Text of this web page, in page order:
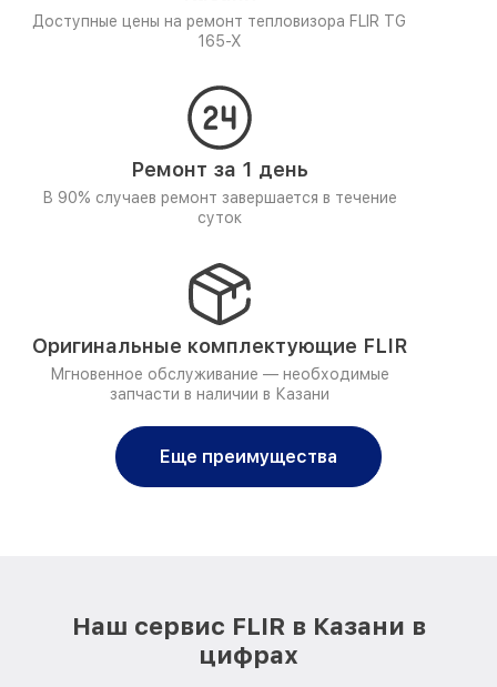
Доступные цены на ремонт тепловизора FLIR TG
165-X
Ремонт за 1 день
В 90% случаев ремонт завершается в течение
суток
Оригинальные комплектующие FLIR
Мгновенное обслуживание — необходимые
запчасти в наличии в Казани
Еще преимущества
Наш сервис FLIR в Казани в
цифрах